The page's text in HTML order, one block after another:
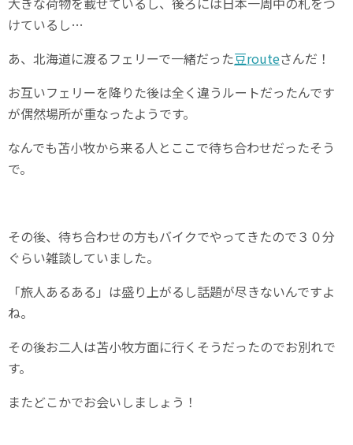
けているし…
あ、北海道に渡るフェリーで一緒だった豆routeさんだ！
お互いフェリーを降りた後は全く違うルートだったんです
が偶然場所が重なったようです。
なんでも苫小牧から来る人とここで待ち合わせだったそう
で。
その後、待ち合わせの方もバイクでやってきたので３０分
ぐらい雑談していました。
「旅人あるある」は盛り上がるし話題が尽きないんですよ
ね。
その後お二人は苫小牧方面に行くそうだったのでお別れで
す。
またどこかでお会いしましょう！